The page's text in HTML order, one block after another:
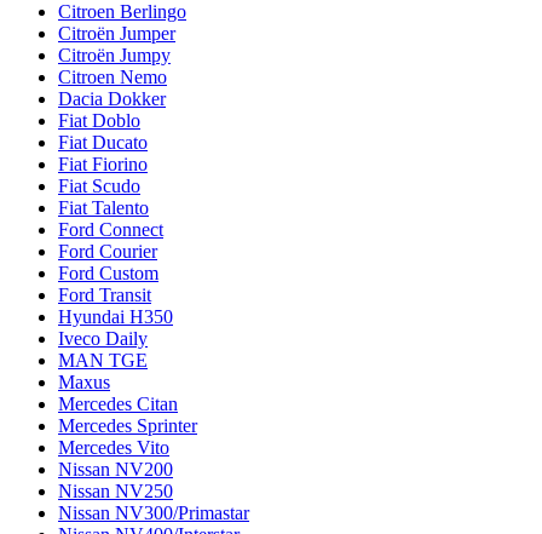
Citroen Berlingo
Citroën Jumper
Citroën Jumpy
Citroen Nemo
Dacia Dokker
Fiat Doblo
Fiat Ducato
Fiat Fiorino
Fiat Scudo
Fiat Talento
Ford Connect
Ford Courier
Ford Custom
Ford Transit
Hyundai H350
Iveco Daily
MAN TGE
Maxus
Mercedes Citan
Mercedes Sprinter
Mercedes Vito
Nissan NV200
Nissan NV250
Nissan NV300/Primastar